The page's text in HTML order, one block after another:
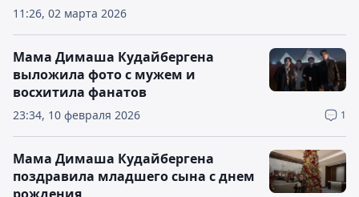
11:26, 02 марта 2026
23:34, 10 февраля 2026 1
Мама Димаша Кудайбергена
выложила фото с мужем и
восхитила фанатов
Мама Димаша Кудайбергена
поздравила младшего сына с днем